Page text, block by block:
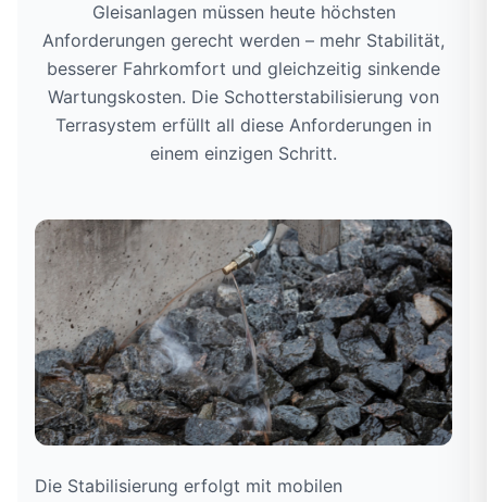
Gleisanlagen müssen heute höchsten
Anforderungen gerecht werden – mehr Stabilität,
besserer Fahrkomfort und gleichzeitig sinkende
Wartungskosten. Die Schotterstabilisierung von
Terrasystem erfüllt all diese Anforderungen in
einem einzigen Schritt.
Die Stabilisierung erfolgt mit mobilen